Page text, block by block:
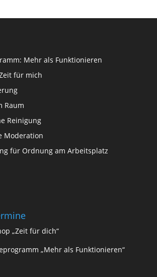
Mehr als Funktionieren
für mich
Raum
Reinigung
Moderation
für Ordnung am Arbeitsplatz
„Zeit für dich“
„Mehr als Funktionieren“